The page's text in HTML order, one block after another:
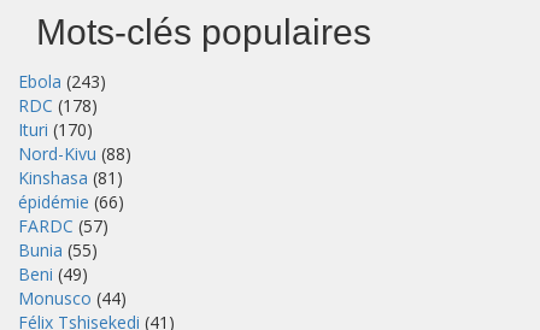
Mots-clés populaires
Ebola (243)
RDC (178)
Ituri (170)
Nord-Kivu (88)
Kinshasa (81)
épidémie (66)
FARDC (57)
Bunia (55)
Beni (49)
Monusco (44)
Félix Tshisekedi (41)